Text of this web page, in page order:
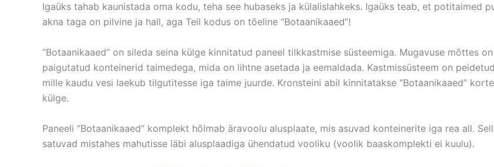
Igaüks tahab kaunistada oma kodu, teha see hubaseks ja külalislahkeks. Igaüks teab, et potitaimed
akna taga on pilvine ja hall, aga Teil kodus on tõeline “Botaanikaaed”!
“Botaanikaaed” on sileda seina külge kinnitatud paneel tilkkastmise süsteemiga. Mugavuse mõttes
paigutatud konteinerid taimedega, mida on lihtne asetada ja eemaldada. Kastmissüsteem on
mille kaudu vesi laekub tilgutitesse iga taime juurde. Kronsteini abil kinnitatakse “Botaanikaaed”
külge.
Paneeli “Botaanikaaed” komplekt hõlmab äravoolu alusplaate, mis asuvad konteinerite iga rea all.
satuvad mistahes mahutisse läbi alusplaadiga ühendatud vooliku (voolik baaskomplekti ei kuulu).